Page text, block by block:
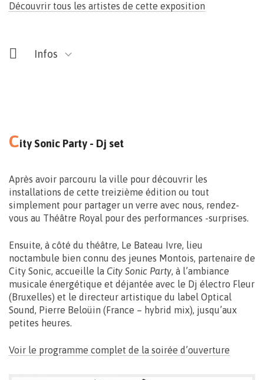
Découvrir tous les artistes de cette exposition
Infos
Galerie de la Médiathèque – 7M³
Vernissage le 11.09 > 17:00
Exposition du 22 > 27.09 – 10 > 18h30
City Sonic Party - Dj set
Après avoir parcouru la ville pour découvrir les
installations de cette treizième édition ou tout
simplement pour partager un verre avec nous, rendez-
vous au Théâtre Royal pour des performances -surprises.
Ensuite, à côté du théâtre, Le Bateau Ivre, lieu
noctambule bien connu des jeunes Montois, partenaire de
City Sonic, accueille la City Sonic Party, à l’ambiance
musicale énergétique et déjantée avec le Dj électro Fleur
(Bruxelles) et le directeur artistique du label Optical
Sound, Pierre Beloüin (France – hybrid mix), jusqu’aux
petites heures.
Voir le programme complet de la soirée d’ouverture